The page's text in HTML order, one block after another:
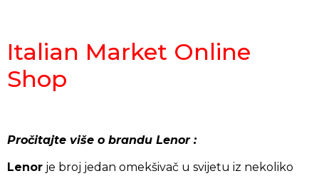
Italian Market Online
Shop
Pročitajte više o brandu Lenor :
Lenor je broj jedan omekšivač u svijetu iz nekoliko